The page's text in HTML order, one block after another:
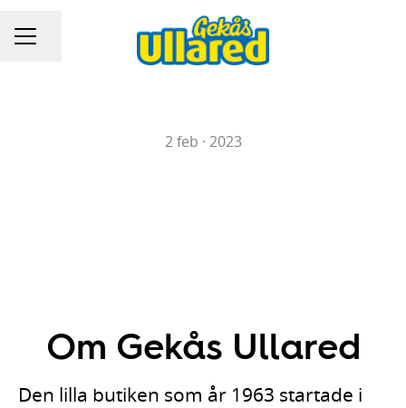
KARRIÄRMENY
Dela sidan
2 feb · 2023
Om Gekås Ullared
Den lilla butiken som år 1963 startade i